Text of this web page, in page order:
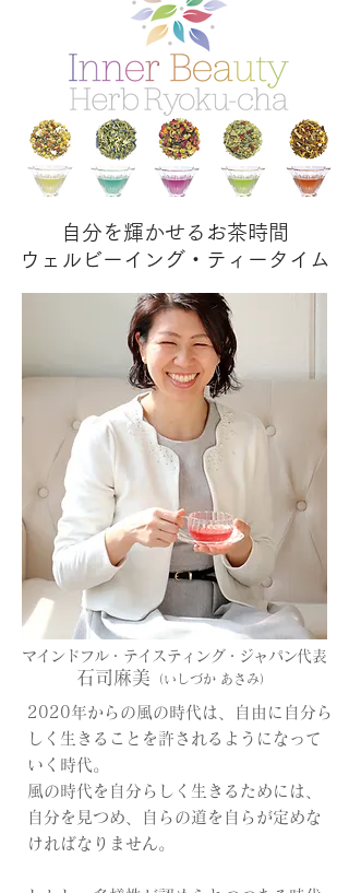
自分を輝かせるお茶時間
​ウェルビーイング・ティータイム
マインドフル・テイスティング・ジャパン代表
石司麻美 （いしづか あさみ）
2020年からの風の時代は、自由に自分ら
しく生きることを許されるようになって
いく時代。
風の時代を自分らしく生きるためには、
自分を見つめ、自らの道を自らが定めな
ければなりません。